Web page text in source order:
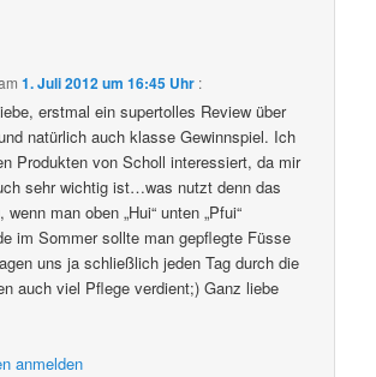
1. Juli 2012 um 16:45 Uhr :
erstmal ein supertolles Review über
natürlich auch klasse Gewinnspiel. Ich
Produkten von Scholl interessiert, da mir
sehr wichtig ist…was nutzt denn das
man oben „Hui“ unten „Pfui“
im Sommer sollte man gepflegte Füsse
uns ja schließlich jeden Tag durch die
auch viel Pflege verdient;) Ganz liebe
anmelden